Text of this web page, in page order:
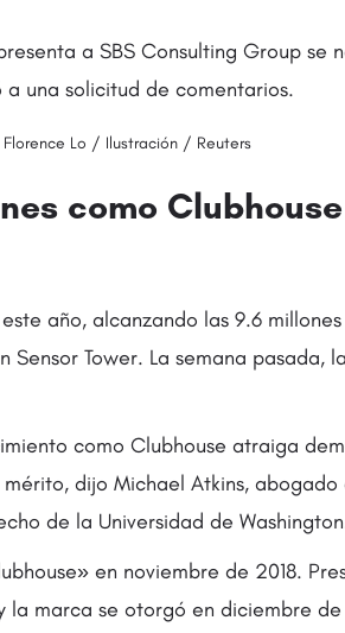
a SBS Consulting Group se
una solicitud de comentarios.
Lo / Ilustración / Reuters
como
año, alcanzando las 9.6
Tower. La semana pasada,
como Clubhouse atraiga
dijo Michael Atkins,
de la Universidad de
en noviembre de 2018.
la marca se otorgó en diciembre